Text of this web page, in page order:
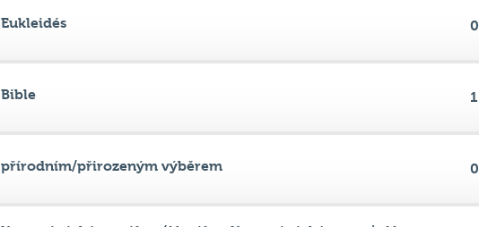
Bible 1
přírodním/přirozeným výběrem 0
Komunistický manifest (Manifest Komunistické strany); Marx
1